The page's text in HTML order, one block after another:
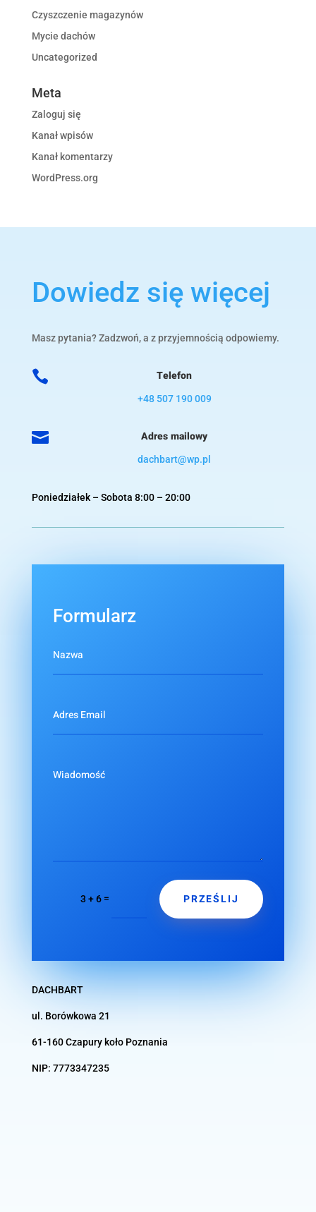
Czyszczenie magazynów
Mycie dachów
Uncategorized
Meta
Zaloguj się
Kanał wpisów
Kanał komentarzy
WordPress.org
Dowiedz się więcej
Masz pytania? Zadzwoń, a z przyjemnością odpowiemy.
 Telefon
+48 507 190 009
 Adres mailowy
dachbart@wp.pl
Poniedziałek – Sobota 8:00 – 20:00
Formularz
3 + 6 = PRZEŚLIJ
DACHBART
ul. Borówkowa 21
61-160 Czapury koło Poznania
NIP: 7773347235